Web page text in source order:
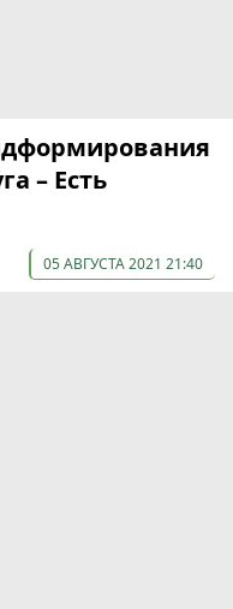
– Есть
05 АВГУСТА 2021 21:40